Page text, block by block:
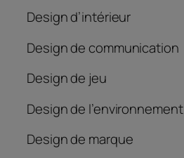
Design d’intérieur
Design de communication
Design de jeu
Design de l’environnement
Design de marque